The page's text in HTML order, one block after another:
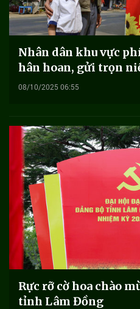
Nhân dân khu vực
hân hoan, gửi trọn
08/10/2025 06:55
Rực rỡ cờ hoa chào
tỉnh Lâm Đồng